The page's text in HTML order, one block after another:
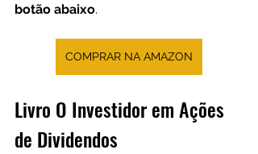
botão abaixo.
COMPRAR NA AMAZON
Livro O Investidor em Ações
de Dividendos